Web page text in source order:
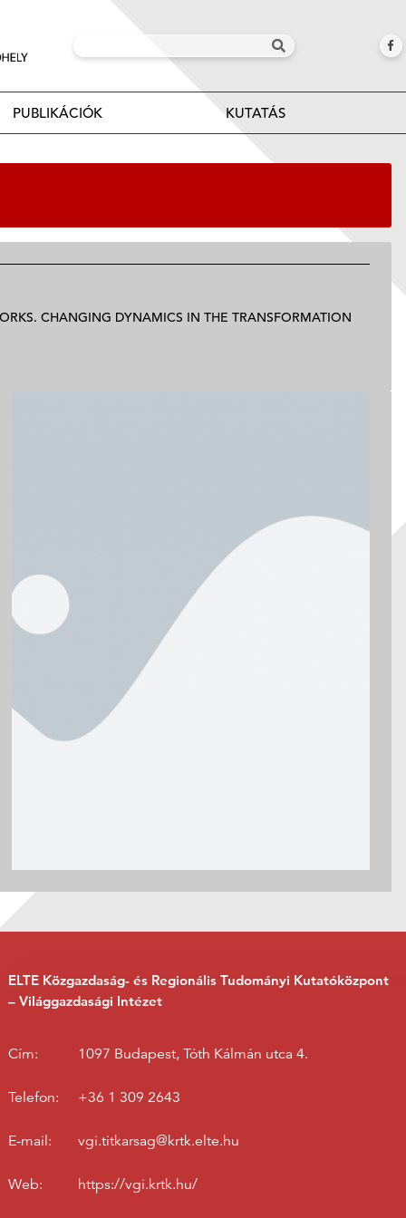
PUBLIKÁCIÓK KUTATÁS
CHANGING DYNAMICS IN THE TRANSFORMATION
ELTE Közgazdaság- és Regionális Tudományi Kutatóközpont
– Világgazdasági Intézet
Cím: 1097 Budapest, Tóth Kálmán utca 4.
Telefon: +36 1 309 2643
E-mail: vgi.titkarsag@krtk.elte.hu
Web: https://vgi.krtk.hu/